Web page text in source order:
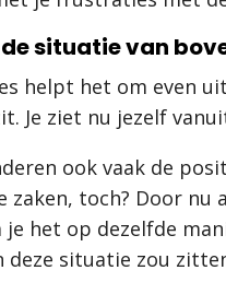
situatie van
helpt het om even
Je ziet nu jezelf
ook vaak de
zaken, toch? Door
je het op dezelfde
deze situatie zou